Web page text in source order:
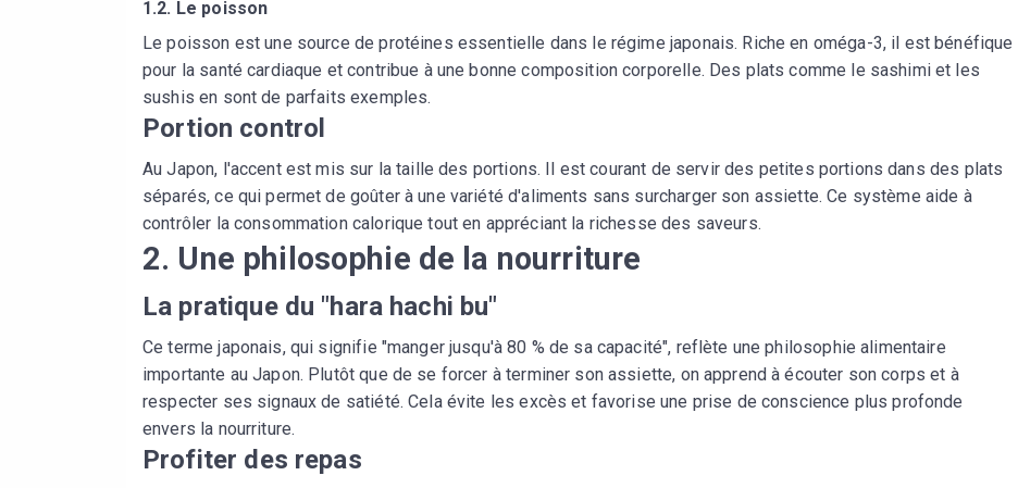
1.2. Le poisson
Le poisson est une source de protéines essentielle dans le régime japonais. Riche en oméga-3, il est bénéfique
pour la santé cardiaque et contribue à une bonne composition corporelle. Des plats comme le sashimi et les
sushis en sont de parfaits exemples.
Portion control
Au Japon, l'accent est mis sur la taille des portions. Il est courant de servir des petites portions dans des plats
séparés, ce qui permet de goûter à une variété d'aliments sans surcharger son assiette. Ce système aide à
contrôler la consommation calorique tout en appréciant la richesse des saveurs.
2. Une philosophie de la nourriture
La pratique du "hara hachi bu"
Ce terme japonais, qui signifie "manger jusqu'à 80 % de sa capacité", reflète une philosophie alimentaire
importante au Japon. Plutôt que de se forcer à terminer son assiette, on apprend à écouter son corps et à
respecter ses signaux de satiété. Cela évite les excès et favorise une prise de conscience plus profonde
envers la nourriture.
Profiter des repas